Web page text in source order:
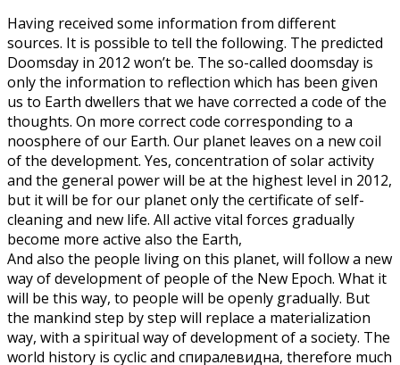
Having received some information from different
sources. It is possible to tell the following. The predicted
Doomsday in 2012 won’t be. The so-called doomsday is
only the information to reflection which has been given
us to Earth dwellers that we have corrected a code of the
thoughts. On more correct code corresponding to a
noosphere of our Earth. Our planet leaves on a new coil
of the development. Yes, concentration of solar activity
and the general power will be at the highest level in 2012,
but it will be for our planet only the certificate of self-
cleaning and new life. All active vital forces gradually
become more active also the Earth,
And also the people living on this planet, will follow a new
way of development of people of the New Epoch. What it
will be this way, to people will be openly gradually. But
the mankind step by step will replace a materialization
way, with a spiritual way of development of a society. The
world history is cyclic and спиралевидна, therefore much